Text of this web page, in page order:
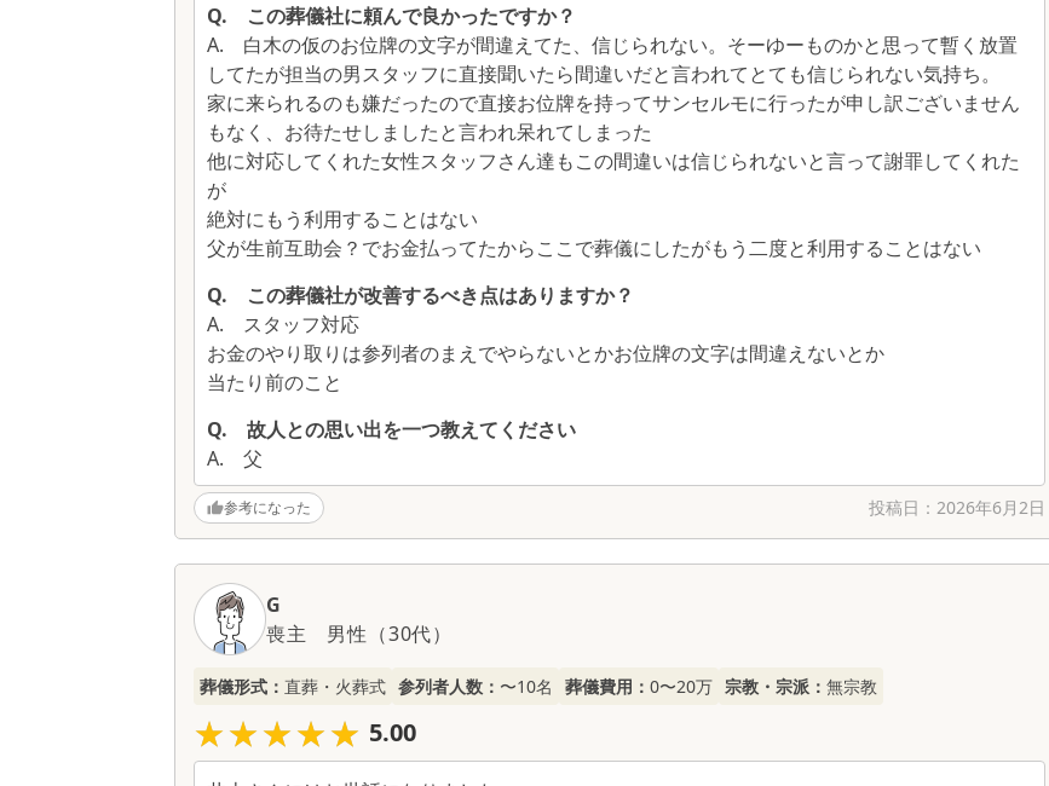
Q. この葬儀社に頼んで良かったですか？
A. 白木の仮のお位牌の文字が間違えてた、信じられない。そーゆーものかと思って暫く放置
してたが担当の男スタッフに直接聞いたら間違いだと言われてとても信じられない気持ち。
家に来られるのも嫌だったので直接お位牌を持ってサンセルモに行ったが申し訳ございません
もなく、お待たせしましたと言われ呆れてしまった
他に対応してくれた女性スタッフさん達もこの間違いは信じられないと言って謝罪してくれた
が
絶対にもう利用することはない
父が生前互助会？でお金払ってたからここで葬儀にしたがもう二度と利用することはない
Q. この葬儀社が改善するべき点はありますか？
A. スタッフ対応
お金のやり取りは参列者のまえでやらないとかお位牌の文字は間違えないとか
当たり前のこと
Q. 故人との思い出を一つ教えてください
A. 父
参考になった 投稿日： 2026年6月2日
G
喪主
男性 （30代）
葬儀形式： 直葬・火葬式 参列者人数： 〜10名 葬儀費用： 0〜20万 宗教・宗派： 無宗教
★★★★★
★★★★★ 5.00